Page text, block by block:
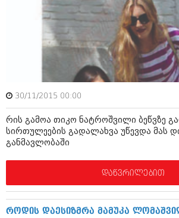
თებერვალი 2010 (421)
იანვარი 2010 (422)
დეკემბერი 2009 (510)
ნოემბერი 2009 (308)
ოქტომბერი 2009 (382)
სექტემბერი 2009 (541)
აგვისტო 2009 (14)
ივლისი 2009 (118)
დეკემბერი 0215 (1)
ოქტომბერი 0215 (1)
აგვისტო 0215 (2)
ივნისი 0212 (2)
ნოემბერი 0201 (1)
30/11/2015 00:00
რის გამოა თიკო ნატროშვილი ბეწვზე
სირთულეების გადალახვა უწევდა მას
განმავლობაში
დაწვრილებით
როდის დაესიზმრა მამუკა